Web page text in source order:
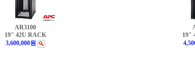
AR3100
19" 42U RACK
3,600,000원
19"